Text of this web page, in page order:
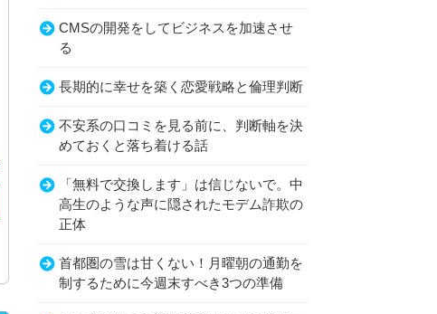
CMSの開発をしてビジネスを加速させ
る
長期的に幸せを築く恋愛戦略と倫理判断
不安系の口コミを見る前に、判断軸を決
めておくと落ち着ける話
「無料で交換します」は信じないで。中
高生のような声に隠されたモデム詐欺の
正体
首都圏の雪は甘くない！月曜朝の通勤を
制するために今週末すべき3つの準備